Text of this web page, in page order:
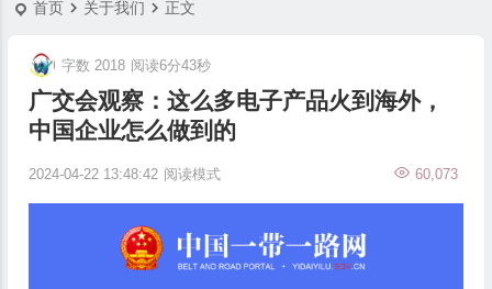
首页 关于我们 正文
广交会观察：这么多电子产品火到海外，
中国企业怎么做到的
2024-04-22 13:48:42 60,073
字数 2018 阅读6分43秒
阅读模式